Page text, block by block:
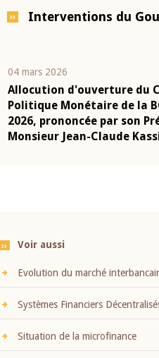
Interventions du
04 mars 2026
Allocution d'ouverture du
Politique Monétaire de la
2026, prononcée par son
Monsieur Jean-Claude
Voir aussi
Evolution du marché
Systèmes Financiers
Situation de la microfinance